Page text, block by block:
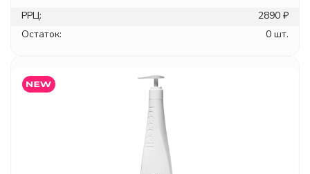
РРЦ:
2890 ₽
Остаток:
0 шт.